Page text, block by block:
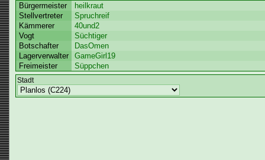
Bürgermeister
heilkraut
Stellvertreter
Spruchreif
Kämmerer
40und2
Vogt
Süchtiger
Botschafter
DasOmen
Lagerverwalter
GameGirl19
Freimeister
Süppchen
Stadt